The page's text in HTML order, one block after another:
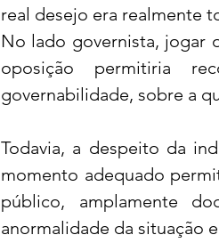
real desejo era realmente
No lado governista, jogar
oposição permitiria
governabilidade, sobre a
Todavia, a despeito da
momento adequado
público, amplamente
anormalidade da situação